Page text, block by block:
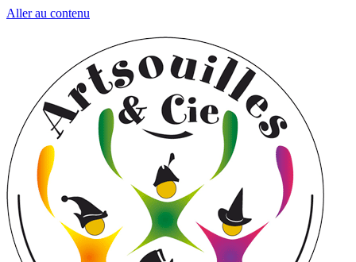
Aller au contenu